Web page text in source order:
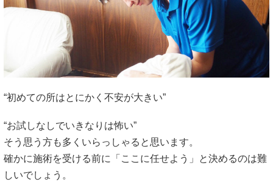
“初めての所はとにかく不安が大きい”
“お試しなしでいきなりは怖い”
そう思う方も多くいらっしゃると思います。
確かに施術を受ける前に「ここに任せよう」と決めるのは難
しいでしょう。